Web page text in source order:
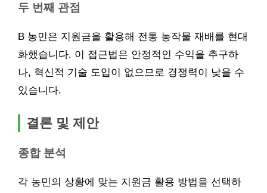
두 번째 관점
B 농민은 지원금을 활용해 전통 농작물 재배를 현대
화했습니다. 이 접근법은 안정적인 수익을 추구하
나, 혁신적 기술 도입이 없으므로 경쟁력이 낮을 수
있습니다.
결론 및 제안
종합 분석
각 농민의 상황에 맞는 지원금 활용 방법을 선택하